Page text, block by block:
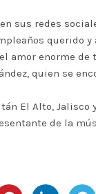
sus redes
querido y
amor enorme
quien se
El Alto,
de la